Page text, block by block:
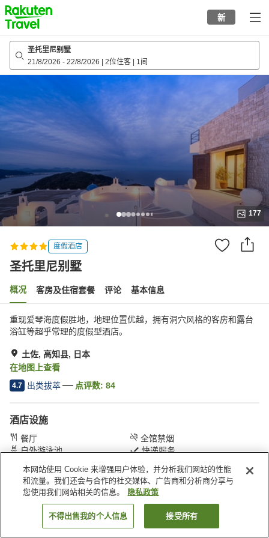
to
top
page
新
圣托里尼别墅
21/8/2026 - 22/8/2026 2位住客 1间
177
度假酒店
圣托里尼别墅
概况 客房及住宿套餐 评论 基本信息
重现爱琴海度假胜地，地理位置优越，拥有洞穴风格的客房和露台
浴缸等超乎常理的度假型酒店。
土佐, 高知县, 日本
在地图上查看
4.7 出类拔萃 点评数: 84
酒店设施
餐厅
全馆禁烟
户外游泳池
快递服务
首页 日本 高知县 土佐 圣托里尼别墅
搜索客房
本网站使用 Cookie 来增强用户体验，并分析我们网站的性能
和流量。我们还会与合作的社交媒体、广告商和分析商分享与
您使用我们网站相关的信息。
隐私政策
不得出售我的个人信息 接受所有